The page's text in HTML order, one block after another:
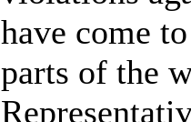
have come
parts of the